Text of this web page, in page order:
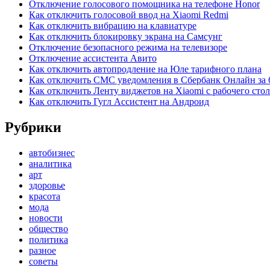
Отключение голосового помощника на телефоне Honor
Как отключить голосовой ввод на Xiaomi Redmi
Как отключить вибрацию на клавиатуре
Как отключить блокировку экрана на Самсунг
Отключение безопасного режима на телевизоре
Отключение ассистента Авито
Как отключить автопродление на Юле тарифного плана
Как отключить СМС уведомления в Сбербанк Онлайн за
Как отключить Ленту виджетов на Xiaomi с рабочего
Как отключить Гугл Ассистент на Андроид
Рубрики
автобизнес
аналитика
арт
здоровье
красота
мода
новости
общество
политика
разное
советы